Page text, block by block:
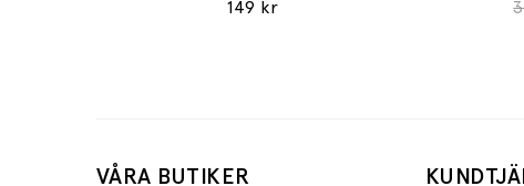
149 kr
VÅRA BUTIKER